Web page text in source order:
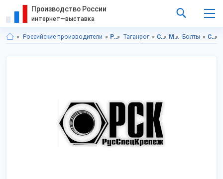
Производство России
интернет—выставка
Российские производители Ростовская область Таганрог Строительство и ремонт Метизы и крепеж Болты Строительство и ремонт в Ростовская область